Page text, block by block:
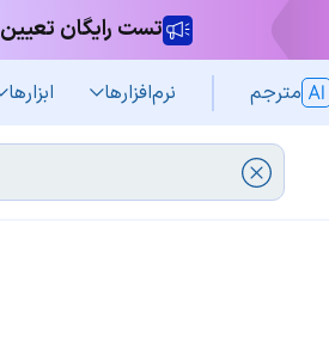
تست رایگان
مترجم نرم‌افزار‌ها ابزارها